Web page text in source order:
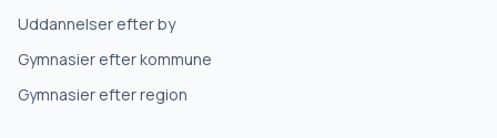
Videregående uddannelse
Uddannelser efter by
Gymnasier efter kommune
Gymnasier efter region